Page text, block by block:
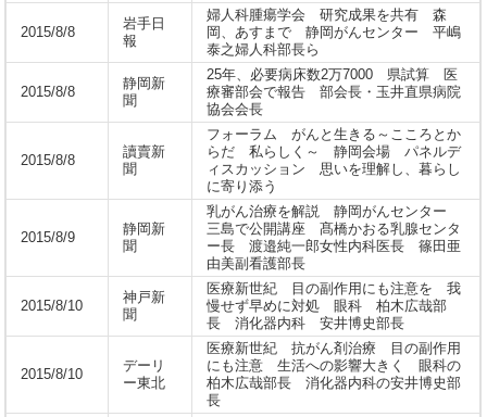
2015/8/8
岩手日
報
婦人科腫瘍学会 研究成果を共有 森
岡、あすまで 静岡がんセンター 平嶋
泰之婦人科部長ら
2015/8/8
静岡新
聞
25年、必要病床数2万7000 県試算 医
療審部会で報告 部会長・玉井直県病院
協会会長
2015/8/8
讀賣新
聞
フォーラム がんと生きる～こころとか
らだ 私らしく～ 静岡会場 パネルデ
ィスカッション 思いを理解し、暮らし
に寄り添う
2015/8/9
静岡新
聞
乳がん治療を解説 静岡がんセンター
三島で公開講座 髙橋かおる乳腺センタ
ー長 渡邉純一郎女性内科医長 篠田亜
由美副看護部長
2015/8/10
神戸新
聞
医療新世紀 目の副作用にも注意を 我
慢せず早めに対処 眼科 柏木広哉部
長 消化器内科 安井博史部長
2015/8/10
デーリ
ー東北
医療新世紀 抗がん剤治療 目の副作用
にも注意 生活への影響大きく 眼科の
柏木広哉部長 消化器内科の安井博史部
長